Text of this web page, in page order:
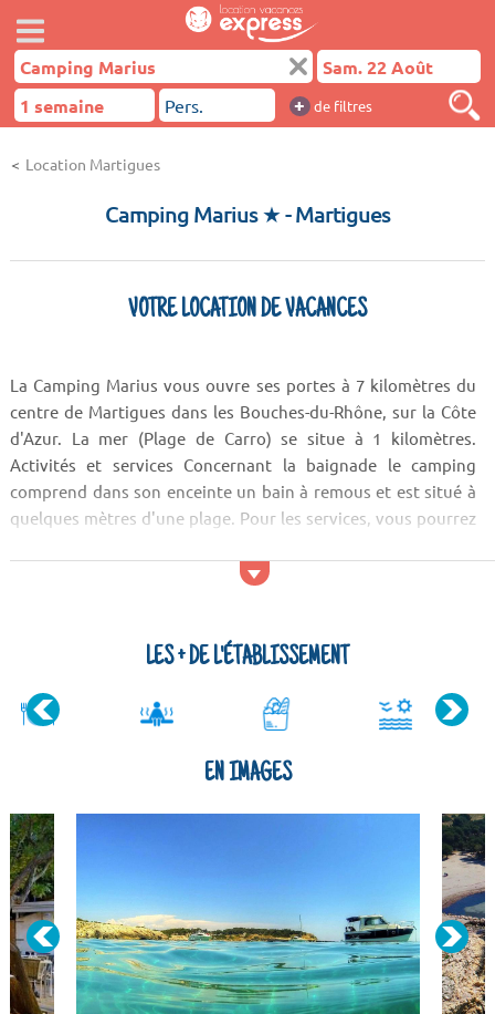
+ de filtres
Location Martigues
Camping Marius ★- Martigues
VOTRE LOCATION DE VACANCES
La Camping Marius vous ouvre ses portes à 7 kilomètres du
centre de Martigues dans les Bouches-du-Rhône, sur la Côte
d'Azur. La mer (Plage de Carro) se situe à 1 kilomètres.
Activités et services Concernant la baignade le camping
comprend dans son enceinte un bain à remous et est situé à
quelques mètres d'une plage. Pour les services, vous pourrez
LES + DE L'ÉTABLISSEMENT
EN IMAGES